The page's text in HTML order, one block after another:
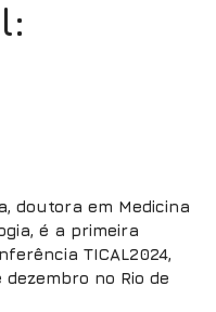
doutora em Medicina
é a primeira
TICAL2024,
no Rio de